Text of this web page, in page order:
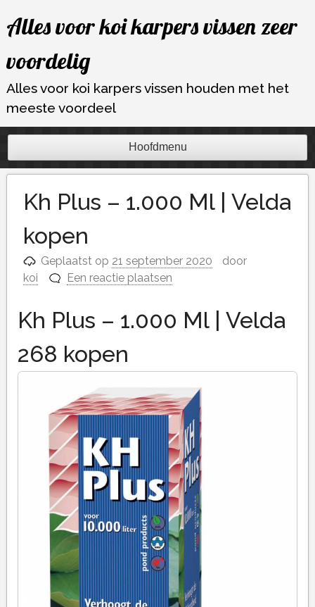
naar
inhoud
Alles voor koi karpers vissen zeer
voordelig
Alles voor koi karpers vissen houden met het
meeste voordeel
Hoofdmenu
Kh Plus – 1.000 Ml | Velda
kopen
Geplaatst op 21 september 2020
door
koi
Een reactie plaatsen
Kh Plus – 1.000 Ml | Velda
268 kopen